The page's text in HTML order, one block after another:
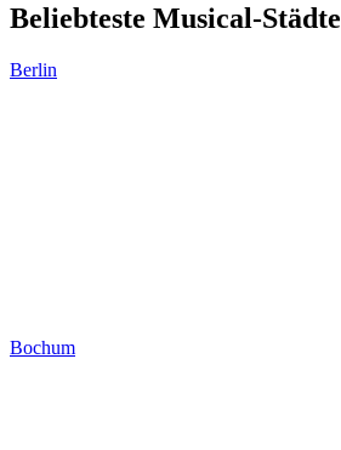
Beliebteste Musical-Städte
Berlin
Bochum